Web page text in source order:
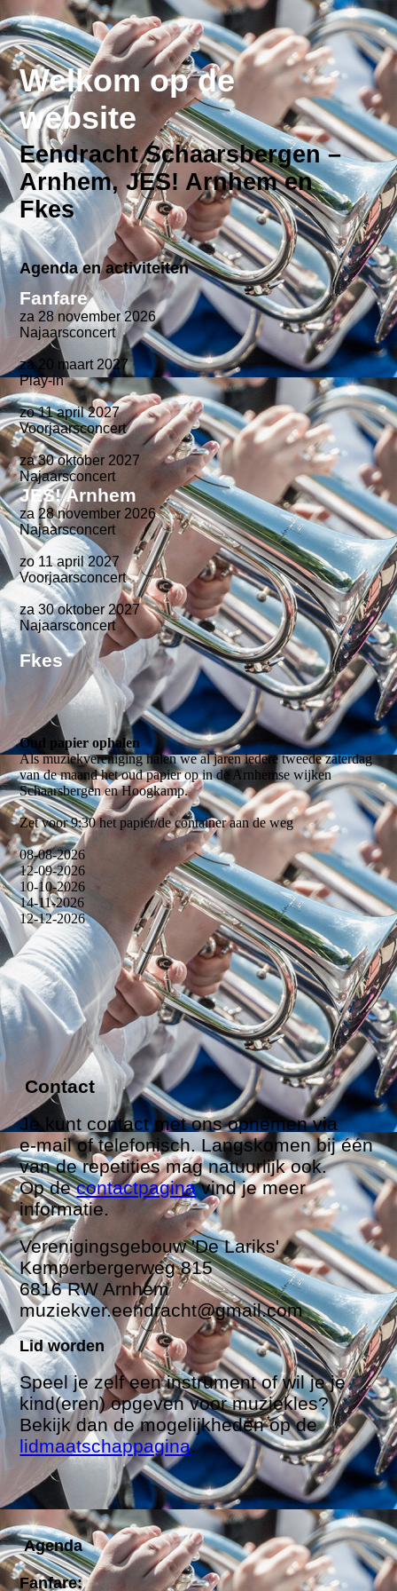
Welkom op de
website
Eendracht Schaarsbergen –
Arnhem, JES! Arnhem en
Fkes
Agenda en activiteiten
Fanfare
za 28 november 2026
Najaarsconcert
za 20 maart 2027
Play-in
zo 11 april 2027
Voorjaarsconcert
za 30 oktober 2027
Najaarsconcert
JES! Arnhem
za 28 november 2026
Najaarsconcert
zo 11 april 2027
Voorjaarsconcert
za 30 oktober 2027
Najaarsconcert
Fkes
Oud papier ophalen
Als muziekvereniging halen we al jaren iedere tweede zaterdag
van de maand het oud papier op in de Arnhemse wijken
Schaarsbergen en Hoogkamp.
Zet voor 9:30 het papier/de container aan de weg
08-08-2026
12-09-2026
10-10-2026
14-11-2026
12-12-2026
Contact
Je kunt contact met ons opnemen via
e-mail of telefonisch. Langskomen bij één
van de repetities mag natuurlijk ook.
Op decontactpaginavind je meer
informatie.
Verenigingsgebouw'De Lariks'
Kemperbergerweg 815
6816 RW Arnhem
muziekver.eendracht@gmail.com
Lid worden
Speel je zelf een instrument of wil je je
kind(eren) opgeven voor muziekles?
Bekijk dan de mogelijkheden op de
lidmaatschappagina.
Agenda
Fanfare: